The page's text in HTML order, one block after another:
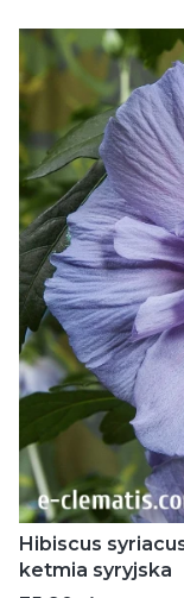
Hibiscus
ketmia syryjska